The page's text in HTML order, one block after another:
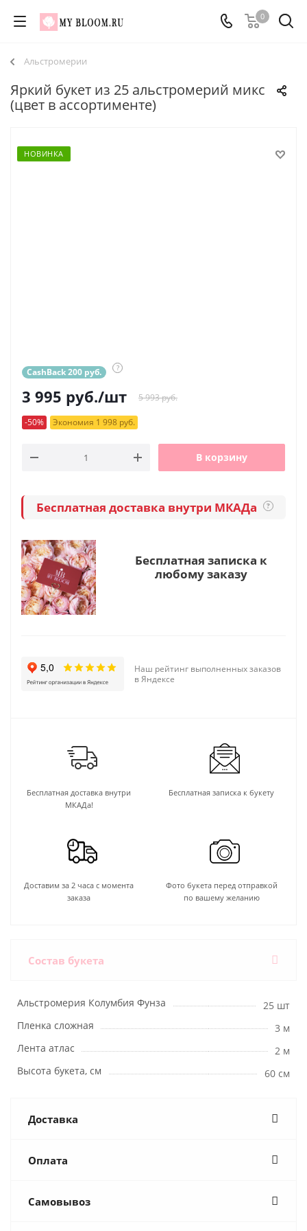
0
Альстромерии
Яркий букет из 25 альстромерий микс
(цвет в ассортименте)
НОВИНКА
CashBack 200 руб. ?
3 995 руб./шт 5 993 руб.
-50% Экономия 1 998 руб.
В корзину
Бесплатная доставка внутри МКАДа ?
Бесплатная записка к
любому заказу
Наш рейтинг выполненных заказов
в Яндексе
Бесплатная доставка внутри
МКАДа!
Бесплатная записка к букету
Доставим за 2 часа с момента
заказа
Фото букета перед отправкой
по вашему желанию
Состав букета
Альстромерия Колумбия Фунза
25 шт
Пленка сложная
3 м
Лента атлас
2 м
Высота букета, см
60 см
Доставка
Оплата
Самовывоз